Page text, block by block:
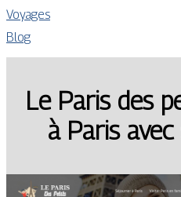
Voyages
Blog
Le Paris des
à Paris